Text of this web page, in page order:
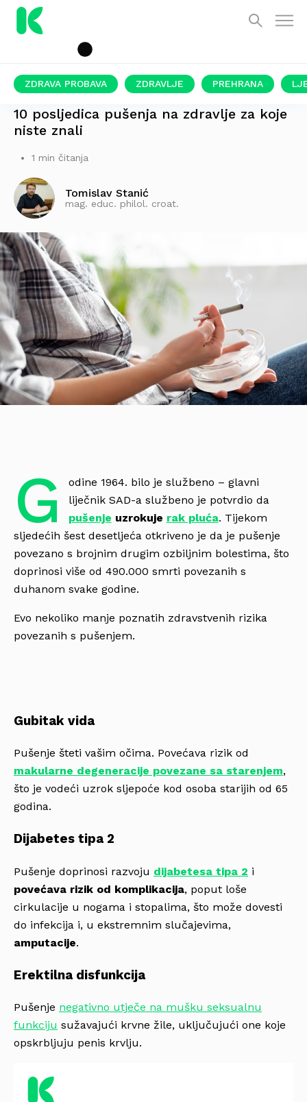
ZDRAVA PROBAVA ZDRAVLJE PREHRANA
10 posljedica pušenja na zdravlje za koje
niste znali
1 min čitanja
Tomislav Stanić
mag. educ. philol. croat.
G
odine 1964. bilo je službeno – glavni
liječnik SAD-a službeno je potvrdio da
pušenje uzrokuje rak pluća. Tijekom
sljedećih šest desetljeća otkriveno je da je pušenje
povezano s brojnim drugim ozbiljnim bolestima, što
doprinosi više od 490.000 smrti povezanih s
duhanom svake godine.
Evo nekoliko manje poznatih zdravstvenih rizika
povezanih s pušenjem.
Gubitak vida
Pušenje šteti vašim očima. Povećava rizik od
makularne degeneracije povezane sa starenjem,
što je vodeći uzrok sljepoće kod osoba starijih od 65
godina.
Dijabetes tipa 2
Pušenje doprinosi razvoju dijabetesa tipa 2 i
povećava rizik od komplikacija, poput loše
cirkulacije u nogama i stopalima, što može dovesti
do infekcija i, u ekstremnim slučajevima,
amputacije.
Erektilna disfunkcija
Pušenje negativno utječe na mušku seksualnu
funkciju sužavajući krvne žile, uključujući one koje
opskrbljuju penis krvlju.